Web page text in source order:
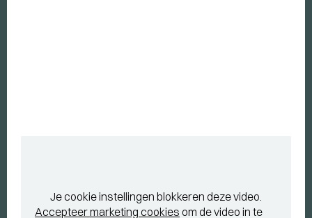
Je cookie instellingen blokkeren deze video.
Accepteer marketing cookies om de video in te